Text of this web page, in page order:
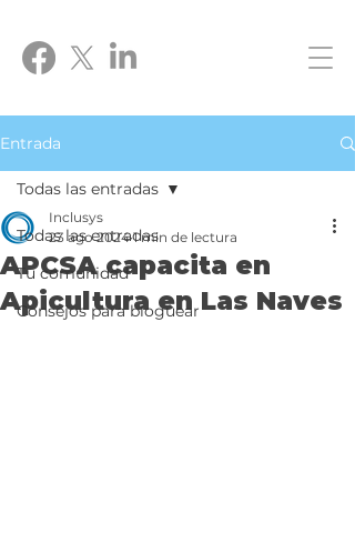
Entrada
Todas las entradas
Tu comunidad
Consejos para bloguear
Todas las entradas
APCSA capacita en
Apicultura en Las Naves
Inclusys
23 ago 2024 1 min de lectura